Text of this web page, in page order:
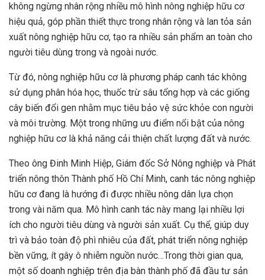
không ngừng nhân rộng nhiều mô hình nông nghiệp hữu cơ
hiệu quả, góp phần thiết thực trong nhân rộng và lan tỏa sản
xuất nông nghiệp hữu cơ, tạo ra nhiều sản phẩm an toàn cho
người tiêu dùng trong và ngoài nước.
Từ đó, nông nghiệp hữu cơ là phương pháp canh tác không
sử dụng phân hóa học, thuốc trừ sâu tổng hợp và các giống
cây biến đổi gen nhằm mục tiêu bảo vệ sức khỏe con người
và môi trường. Một trong những ưu điểm nổi bật của nông
nghiệp hữu cơ là khả năng cải thiện chất lượng đất và nước.
Theo ông Đinh Minh Hiệp, Giám đốc Sở Nông nghiệp và Phát
triển nông thôn Thành phố Hồ Chí Minh, canh tác nông nghiệp
hữu cơ đang là hướng đi được nhiều nông dân lựa chọn
trong vài năm qua. Mô hình canh tác này mang lại nhiều lợi
ích cho người tiêu dùng và người sản xuất. Cụ thể, giúp duy
trì và bảo toàn độ phì nhiêu của đất, phát triển nông nghiệp
bền vững, ít gây ô nhiễm nguồn nước…Trong thời gian qua,
một số doanh nghiệp trên địa bàn thành phố đã đầu tư sản